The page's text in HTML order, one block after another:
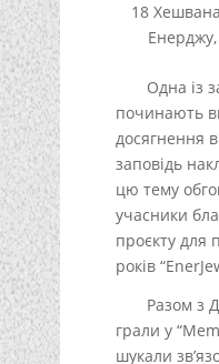
18
Енерджу,
Одна із
починають
досягнення
заповідь
цю тему
учасники
проєкту для
років
Разом з
грали у
шукали